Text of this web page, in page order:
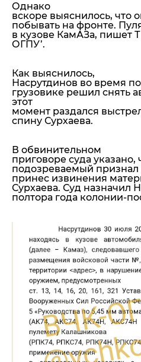
Однако
вскоре выяснилось, что
побывать на фронте.
в кузове КамАЗа, пишет
ОГПУ’.
Как выяснилось,
Насрутдинов во время
грузовике решил снять
этот
момент раздался
спину Сурхаева.
В обвинительном
приговоре суда указано,
подозреваемый признал
принес извинения
Сурхаева. Суд назначил
полтора года колонии-